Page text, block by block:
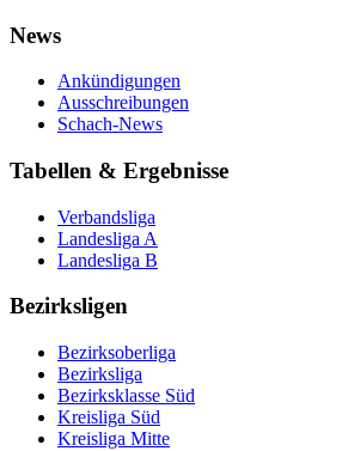
News
Ankündigungen
Ausschreibungen
Schach-News
Tabellen & Ergebnisse
Verbandsliga
Landesliga A
Landesliga B
Bezirksligen
Bezirksoberliga
Bezirksliga
Bezirksklasse Süd
Kreisliga Süd
Kreisliga Mitte